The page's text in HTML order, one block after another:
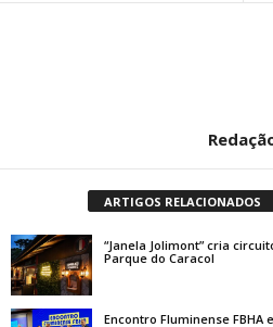
ARTIGOS RELACIONADOS
“Janela Jolimont” cria
Parque do Caracol
Encontro Fluminense